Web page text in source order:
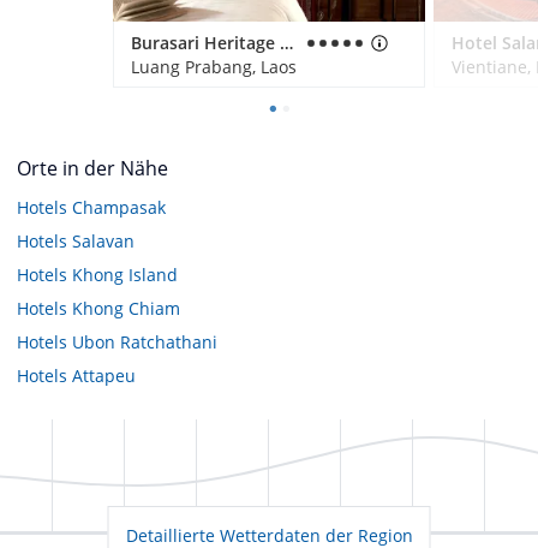
Burasari Heritage Luang Prabang
Luang Prabang, Laos
Vientiane,
Orte in der Nähe
Hotels Champasak
Hotels Salavan
Hotels Khong Island
Hotels Khong Chiam
Hotels Ubon Ratchathani
Hotels Attapeu
Detaillierte Wetterdaten der Region